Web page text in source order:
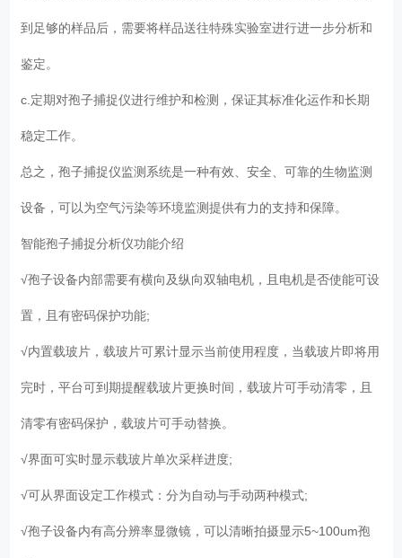
到足够的样品后，需要将样品送往特殊实验室进行进一步分析和
鉴定。
c.定期对孢子捕捉仪进行维护和检测，保证其标准化运作和长期
稳定工作。
总之，孢子捕捉仪监测系统是一种有效、安全、可靠的生物监测
设备，可以为空气污染等环境监测提供有力的支持和保障。
智能孢子捕捉分析仪功能介绍
√孢子设备内部需要有横向及纵向双轴电机，且电机是否使能可设
置，且有密码保护功能;
√内置载玻片，载玻片可累计显示当前使用程度，当载玻片即将用
完时，平台可到期提醒载玻片更换时间，载玻片可手动清零，且
清零有密码保护，载玻片可手动替换。
√界面可实时显示载玻片单次采样进度;
√可从界面设定工作模式：分为自动与手动两种模式;
√孢子设备内有高分辨率显微镜，可以清晰拍摄显示5~100um孢